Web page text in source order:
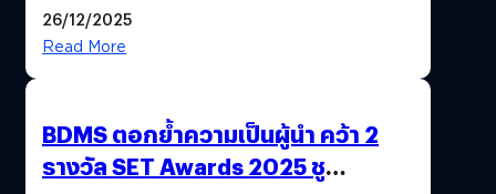
26/12/2025
Read More
BDMS ตอกย้ำความเป็นผู้นำ คว้า 2
รางวัล SET Awards 2025 ชู